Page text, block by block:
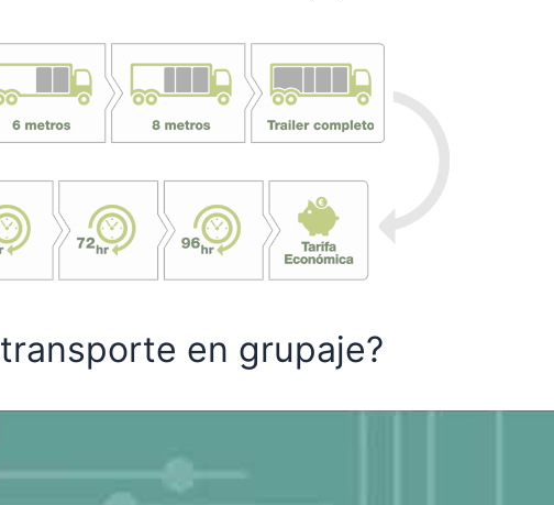
en grupaje?